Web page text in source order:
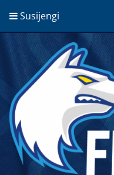
Susijengi